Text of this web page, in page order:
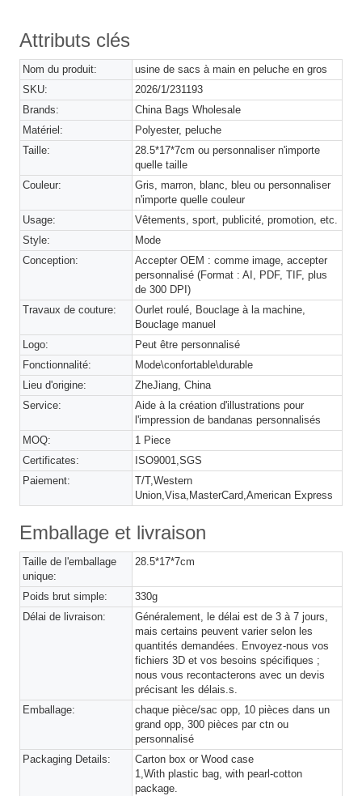
Attributs clés
Nom du produit:
usine de sacs à main en peluche en gros
SKU:
2026/1/231193
Brands:
China Bags Wholesale
Matériel:
Polyester, peluche
Taille:
28.5*17*7cm ou personnaliser n'importe
quelle taille
Couleur:
Gris, marron, blanc, bleu ou personnaliser
n'importe quelle couleur
Usage:
Vêtements, sport, publicité, promotion, etc.
Style:
Mode
Conception:
Accepter OEM : comme image, accepter
personnalisé (Format : AI, PDF, TIF, plus
de 300 DPI)
Travaux de couture:
Ourlet roulé, Bouclage à la machine,
Bouclage manuel
Logo:
Peut être personnalisé
Fonctionnalité:
Mode\confortable\durable
Lieu d'origine:
ZheJiang, China
Service:
Aide à la création d'illustrations pour
l'impression de bandanas personnalisés
MOQ:
1 Piece
Certificates:
ISO9001,SGS
Paiement:
T/T,Western
Union,Visa,MasterCard,American Express
Emballage et livraison
Taille de l'emballage
unique:
28.5*17*7cm
Poids brut simple:
330g
Délai de livraison:
Généralement, le délai est de 3 à 7 jours,
mais certains peuvent varier selon les
quantités demandées. Envoyez-nous vos
fichiers 3D et vos besoins spécifiques ;
nous vous recontacterons avec un devis
précisant les délais.s.
Emballage:
chaque pièce/sac opp, 10 pièces dans un
grand opp, 300 pièces par ctn ou
personnalisé
Packaging Details:
Carton box or Wood case
1,With plastic bag, with pearl-cotton
package.